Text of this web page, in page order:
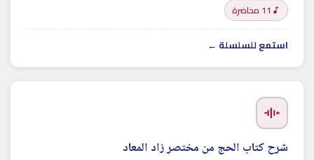
11 محاضرة
استمع للسلسلة ←
شرح كتاب الحج من مختصر زاد المعاد